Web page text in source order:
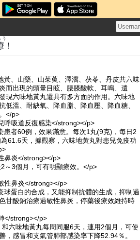
う
！
、山藥、山茱萸、澤瀉、茯苓、丹皮共六味
而出現的頭暈目眩、腰膝酸軟、耳鳴、遺
現六味地黃丸還具有多方面的作用。六味地
溫、耐缺氧、降血脂、降血壓、降血糖、
</p>
呼吸道反復感染</strong></p>
者60例，效果滿意。每次1丸(9克)，每日2
61.6天，據觀察，六味地黃丸對患兒免疫功
鼻炎</strong></p>
～3個月，可有明顯療效。</p>
性鼻炎</strong></p>
蛋白的合成，又能抑制抗體的生成，抑制過
甘酸鈉治療過敏性鼻炎，停藥後療效維持時
</strong></p>
六味地黃丸每周同服6天，連用2個月，可使
感冒和支氣管肺部感染率下降52.94％。